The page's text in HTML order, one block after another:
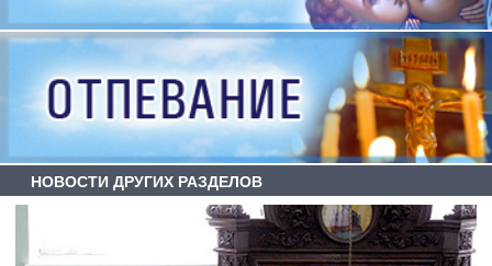
НОВОСТИ ДРУГИХ РАЗДЕЛОВ